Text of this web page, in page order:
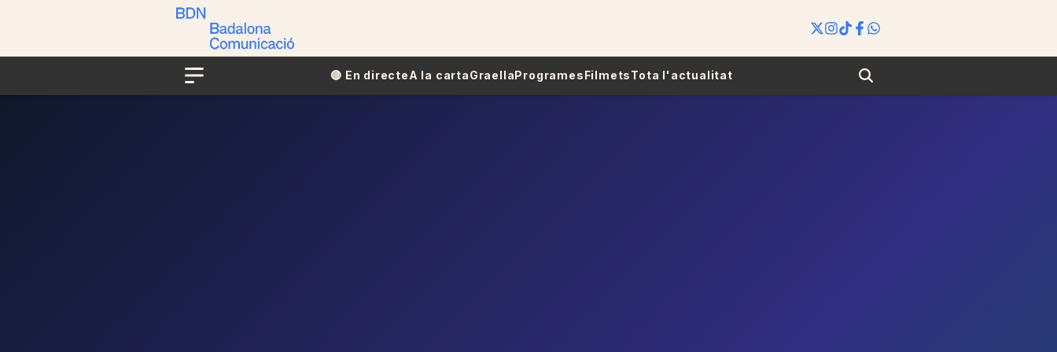
Menu
🔴​​ En directeA la cartaGraellaProgramesFilmetsTota l'actualitat Search